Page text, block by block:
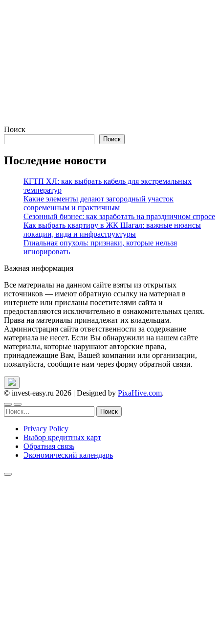
Поиск
Поиск
Последние новости
КГТП ХЛ: как выбрать кабель для экстремальных
температур
Какие элементы делают загородный участок
современным и практичным
Сезонный бизнес: как заработать на праздничном спросе
Как выбрать квартиру в ЖК Шагал: важные нюансы
локации, вида и инфраструктуры
Глиальная опухоль: признаки, которые нельзя
игнорировать
Важная информация
Все материалы на данном сайте взяты из открытых
источников — имеют обратную ссылку на материал в
интернете или присланы посетителями сайта и
предоставляются исключительно в ознакомительных целях.
Права на материалы принадлежат их владельцам.
Администрация сайта ответственности за содержание
материала не несет. Если Вы обнаружили на нашем сайте
материалы, которые нарушают авторские права,
принадлежащие Вам, Вашей компании или организации,
пожалуйста, сообщите нам через форму обратной связи.
© invest-easy.ru 2026 | Designed by PixaHive.com.
Найти:
Privacy Policy
Выбор кредитных карт
Обратная связь
Экономический календарь